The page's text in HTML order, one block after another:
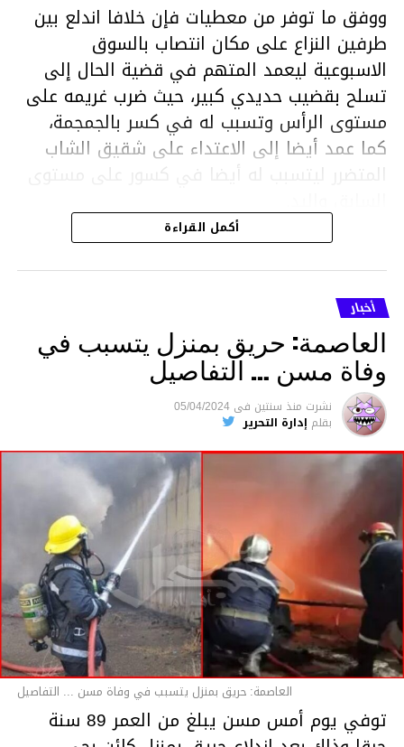
ووفق ما توفر من معطيات فإن خلافا اندلع بين
طرفين النزاع على مكان انتصاب بالسوق
الاسبوعية ليعمد المتهم في قضية الحال إلى
تسلح بقضيب حديدي كبير، حيث ضرب غريمه على
مستوى الرأس وتسبب له في كسر بالجمجمة،
كما عمد أيضا إلى الاعتداء على شقيق الشاب
المتضرر ليتسبب له أيضا في كسور على مستوى
هذا وقد تمكن أعوان مركز الأمن الوطني بحي
هلال في توقيت قياسي من محاصرة المشتبه به
والقبض عليه وإحالته على التحقيق في خصوص
ما نُسبه إليه.
متابعة
قسم الاخبار
أكمل القراءة
أخبار
العاصمة: حريق بمنزل يتسبب في
وفاة مسن … التفاصيل
نشرت منذ سنتين فى 05/04/2024
بقلم إدارة التحرير
العاصمة: حريق بمنزل يتسبب في وفاة مسن ... التفاصيل
توفي يوم أمس مسن يبلغ من العمر 89 سنة